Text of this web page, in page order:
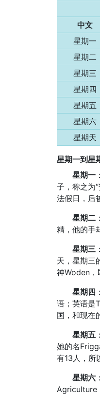
中文
星期一
星期二
星期三
星期四
星期五
星期六
星期天
星期一到星
星期一
子，称之为
法假日，后
星期二
精，他的手
星期三
天，星期三
神Woden，
星期四
语；英语是
国，和现在
星期五
她的名
有13人，所
星期六
Agriculture